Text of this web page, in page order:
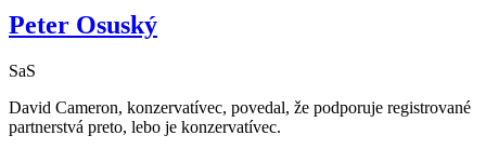
Peter Osuský
SaS
David Cameron, konzervatívec, povedal, že podporuje registrované
partnerstvá preto, lebo je konzervatívec.